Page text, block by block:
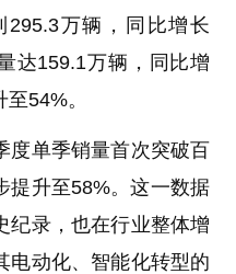
万辆，同比增长
达159.1万辆，同比增
54%。
度单季销量首次突破百
提升至58%。这一数据
纪录，也在行业整体增
电动化、智能化转型的